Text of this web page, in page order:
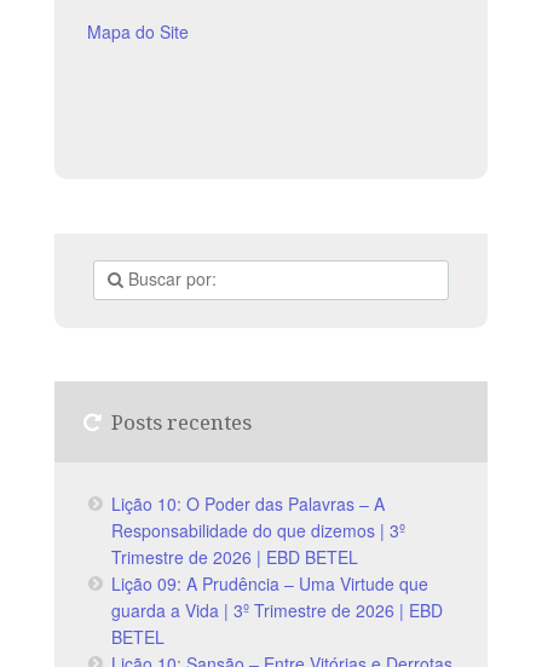
Mapa do Site
Posts recentes
Lição 10: O Poder das Palavras – A
Responsabilidade do que dizemos | 3º
Trimestre de 2026 | EBD BETEL
Lição 09: A Prudência – Uma Virtude que
guarda a Vida | 3º Trimestre de 2026 | EBD
BETEL